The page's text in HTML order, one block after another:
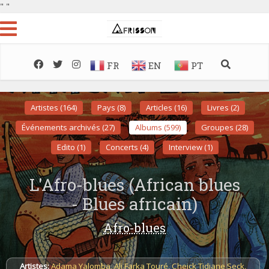
" "
FR EN PT
Artistes (164) Pays (8) Articles (16)
Livres (2)
Événements archivés (27)
Albums (599)
Groupes (28)
Edito (1)
Concerts (4) Interview (1)
L'Afro-blues (African blues
- Blues africain)
Afro-blues
Artistes:Adama Yalomba,Ali Farka Touré,Cheick Tidiane Seck,